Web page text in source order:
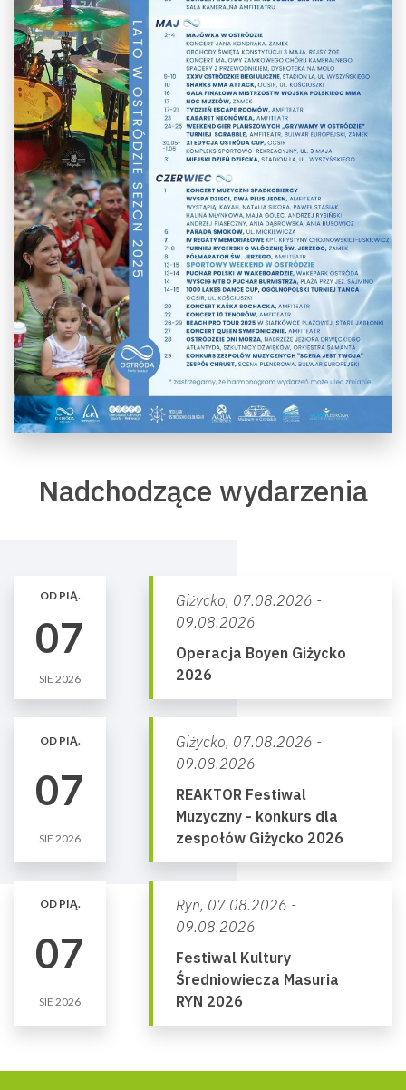
Nadchodzące wydarzenia
OD PIĄ.
07
SIE 2026
Giżycko, 07.08.2026 -
09.08.2026
Operacja Boyen Giżycko
2026
OD PIĄ.
07
SIE 2026
Giżycko, 07.08.2026 -
09.08.2026
REAKTOR Festiwal
Muzyczny - konkurs dla
zespołów Giżycko 2026
OD PIĄ.
07
SIE 2026
Ryn, 07.08.2026 -
09.08.2026
Festiwal Kultury
Średniowiecza Masuria
RYN 2026